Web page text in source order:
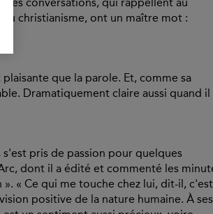
au christianisme, ont un maître mot :
que la parole. Et, comme sa
Dramatiquement claire aussi quand il
pris de passion pour quelques
dont il a édité et commenté les
« Ce qui me touche chez lui, dit-il, c'est
positive de la nature humaine. À ses